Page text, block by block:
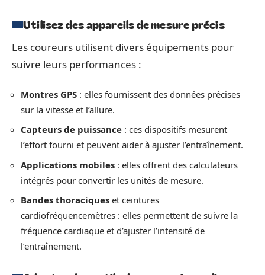
Utilisez des appareils de mesure précis
Les coureurs utilisent divers équipements pour
suivre leurs performances :
Montres GPS : elles fournissent des données précises
sur la vitesse et l’allure.
Capteurs de puissance : ces dispositifs mesurent
l’effort fourni et peuvent aider à ajuster l’entraînement.
Applications mobiles : elles offrent des calculateurs
intégrés pour convertir les unités de mesure.
Bandes thoraciques et ceintures
cardiofréquencemètres : elles permettent de suivre la
fréquence cardiaque et d’ajuster l’intensité de
l’entraînement.